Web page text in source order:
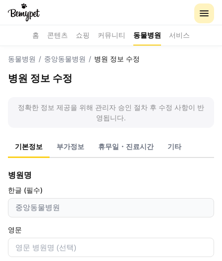
홈 콘텐츠 쇼핑 커뮤니티 동물병원 서비스
동물병원 / 중앙동물병원 / 병원 정보 수정
병원 정보 수정
정확한 정보 제공을 위해 관리자 승인 절차 후 수정 사항이 반
영됩니다.
기본정보 부가정보 휴무일・진료시간 기타
병원명
한글 (필수)
영문